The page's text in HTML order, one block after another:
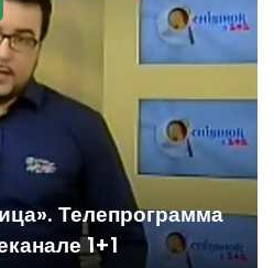
Телепрограмма
1+1